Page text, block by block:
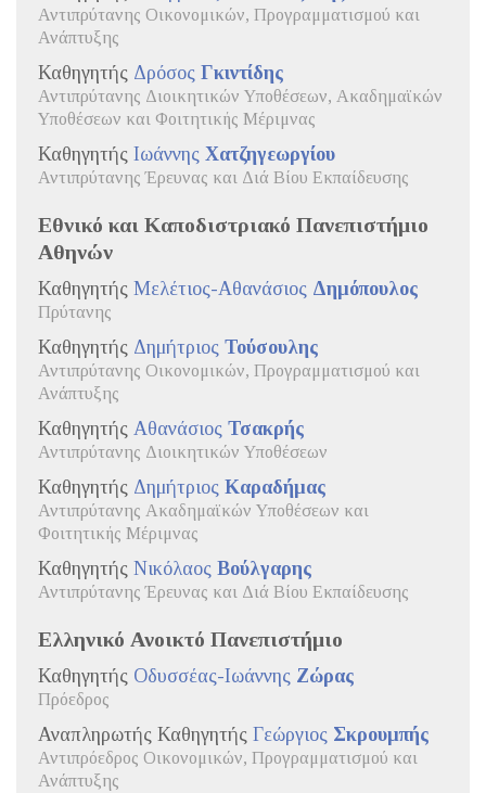
Αντιπρύτανης Οικονομικών, Προγραμματισμού και
Ανάπτυξης
Καθηγητής Δρόσος Γκιντίδης
Αντιπρύτανης Διοικητικών Υποθέσεων, Ακαδημαϊκών
Υποθέσεων και Φοιτητικής Μέριμνας
Καθηγητής Ιωάννης Χατζηγεωργίου
Αντιπρύτανης Έρευνας και Διά Βίου Εκπαίδευσης
Εθνικό και Καποδιστριακό Πανεπιστήμιο
Αθηνών
Καθηγητής Μελέτιος-Αθανάσιος Δημόπουλος
Πρύτανης
Καθηγητής Δημήτριος Τούσουλης
Αντιπρύτανης Οικονομικών, Προγραμματισμού και
Ανάπτυξης
Καθηγητής Αθανάσιος Τσακρής
Αντιπρύτανης Διοικητικών Υποθέσεων
Καθηγητής Δημήτριος Καραδήμας
Αντιπρύτανης Ακαδημαϊκών Υποθέσεων και
Φοιτητικής Μέριμνας
Καθηγητής Νικόλαος Βούλγαρης
Αντιπρύτανης Έρευνας και Διά Βίου Εκπαίδευσης
Ελληνικό Ανοικτό Πανεπιστήμιο
Καθηγητής Οδυσσέας-Ιωάννης Ζώρας
Πρόεδρος
Αναπληρωτής Καθηγητής Γεώργιος Σκρουμπής
Αντιπρόεδρος Οικονομικών, Προγραμματισμού και
Ανάπτυξης